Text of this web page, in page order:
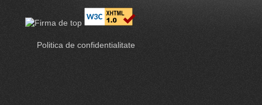
Politica de confidentialitate